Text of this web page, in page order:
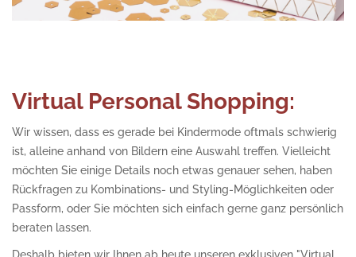
Virtual Personal Shopping:
Wir wissen, dass es gerade bei Kindermode oftmals schwierig
ist, alleine anhand von Bildern eine Auswahl treffen. Vielleicht
möchten Sie einige Details noch etwas genauer sehen, haben
Rückfragen zu Kombinations- und Styling-Möglichkeiten oder
Passform, oder Sie möchten sich einfach gerne ganz persönlich
beraten lassen.